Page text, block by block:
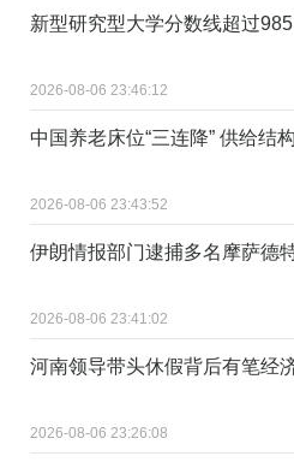
新型研究型大学分数线超过
2026-08-06 23:46:12
中国养老床位“三连降” 供给结
2026-08-06 23:43:52
伊朗情报部门逮捕多名摩萨德
2026-08-06 23:41:02
河南领导带头休假背后有笔经
2026-08-06 23:26:08